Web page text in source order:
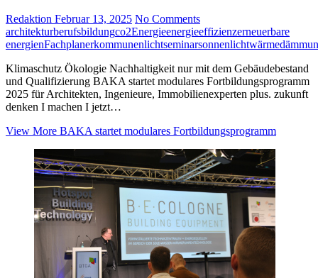
Redaktion Februar 13, 2025 No Comments
architekturberufsbildungco2Energieenergieeffizienzerneuerbare
energienFachplanerkommunenlichtseminarsonnenlicht
Klimaschutz Ökologie Nachhaltigkeit nur mit dem Gebäudebestand
und Qualifizierung BAKA startet modulares Fortbildungsprogramm
2025 für Architekten, Ingenieure, Immobilienexperten plus. zukunft
denken I machen I jetzt…
View More BAKA startet modulares Fortbildungsprogramm